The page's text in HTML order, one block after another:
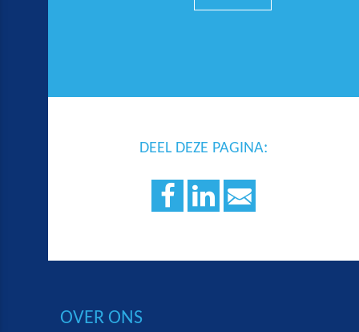
DEEL DEZE PAGINA:
OVER ONS